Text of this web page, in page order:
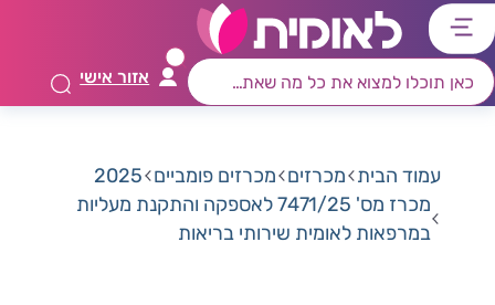
דלג
לתפריט
ראשי
דלג
לרכיב
חיפוש
דלג
לתוכן
מרכזי
דלג
לאזור
קישורים
אזור אישי
עמוד הבית מכרזים מכרזים פומביים 2025
מכרז מס' 7471/25 לאספקה והתקנת מעליות
במרפאות לאומית שירותי בריאות